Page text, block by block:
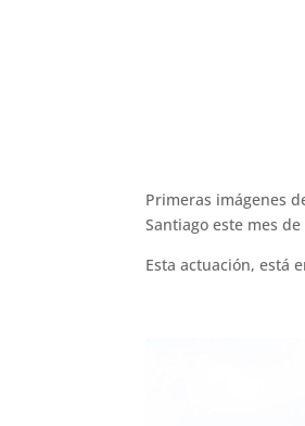
Primeras imágenes
Santiago este mes de
Esta actuación, está